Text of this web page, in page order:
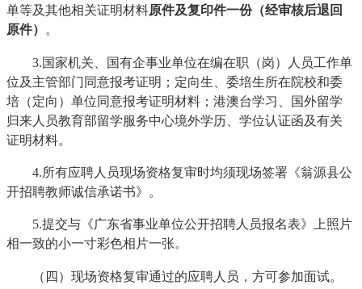
单等及其他相关证明材料原件及复印件一份（经审核后退回
原件） 。
3.国家机关、国有企事业单位在编在职（岗）人员工作单
位及主管部门同意报考证明；定向生、委培生所在院校和委
培（定向）单位同意报考证明材料；港澳台学习、国外留学
归来人员教育部留学服务中心境外学历、学位认证函及有关
证明材料。
4.所有应聘人员现场资格复审时均须现场签署《翁源县公
开招聘教师诚信承诺书》。
5.提交与《广东省事业单位公开招聘人员报名表》上照片
相一致的小一寸彩色相片一张。
（四）现场资格复审通过的应聘人员，方可参加面试。